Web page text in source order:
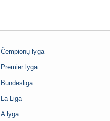
Čempionų lyga
Premier lyga
Bundesliga
La Liga
A lyga